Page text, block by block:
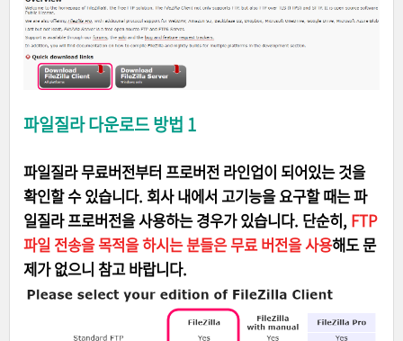
파일질라 다운로드 방법 1
파일질라 무료버전부터 프로버전 라인업이 되어있는 것을
확인할 수 있습니다. 회사 내에서 고기능을 요구할 때는 파
일질라 프로버전을 사용하는 경우가 있습니다. 단순히, FTP
파일 전송을 목적을 하시는 분들은 무료 버전을 사용해도 문
제가 없으니 참고 바랍니다.